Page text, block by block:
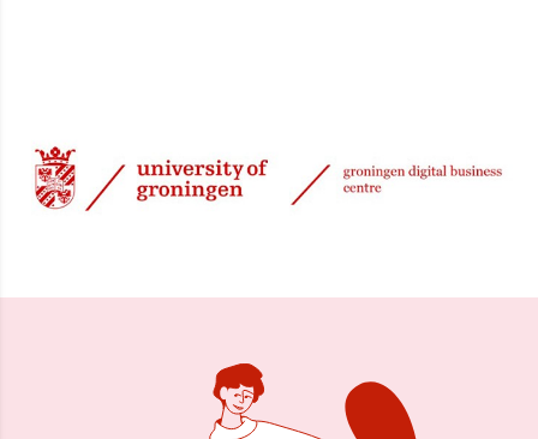
11 mei 2001, 00:00